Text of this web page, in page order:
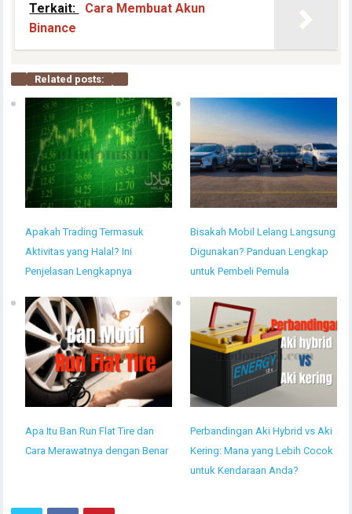
Terkait:
Cara Membuat Akun
Binance
Related posts:
Apakah Trading Termasuk
Aktivitas yang Halal? Ini
Penjelasan Lengkapnya
Bisakah Mobil Lelang Langsung
Digunakan? Panduan Lengkap
untuk Pembeli Pemula
Apa Itu Ban Run Flat Tire dan
Cara Merawatnya dengan Benar
Perbandingan Aki Hybrid vs Aki
Kering: Mana yang Lebih Cocok
untuk Kendaraan Anda?